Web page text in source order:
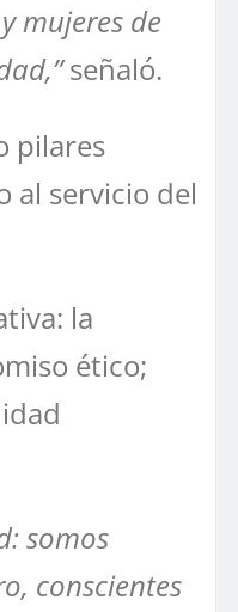
mujeres de
señaló.
pilares
al servicio del
la
ético;
somos
conscientes